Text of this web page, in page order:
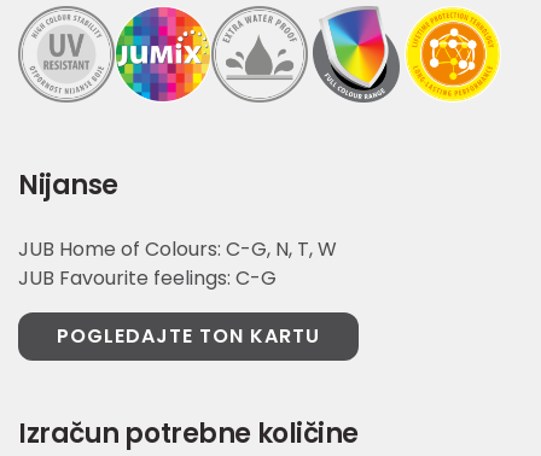
Nijanse
JUB Home of Colours: C-G, N, T, W
JUB Favourite feelings: C-G
POGLEDAJTE TON KARTU
Izračun potrebne količine